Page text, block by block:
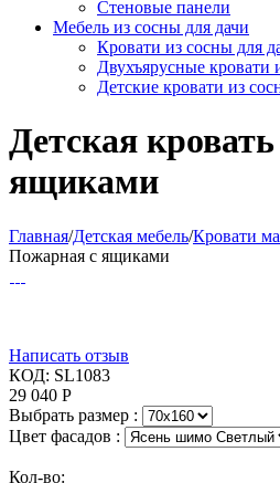
Стеновые панели
Мебель из сосны для дачи
Кровати из сосны для
Двухъярусные кровати
Детские кровати из
Детская
ящиками
Главная/Детская мебель/Кровати
Пожарная с ящиками
Написать отзыв
КОД: SL1083
29 040 Р
Выбрать размер :
Цвет фасадов :
Кол-во: